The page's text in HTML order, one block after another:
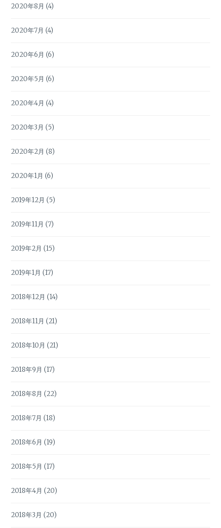
2020年8月 (4)
2020年7月 (4)
2020年6月 (6)
2020年5月 (6)
2020年4月 (4)
2020年3月 (5)
2020年2月 (8)
2020年1月 (6)
2019年12月 (5)
2019年11月 (7)
2019年2月 (15)
2019年1月 (17)
2018年12月 (14)
2018年11月 (21)
2018年10月 (21)
2018年9月 (17)
2018年8月 (22)
2018年7月 (18)
2018年6月 (19)
2018年5月 (17)
2018年4月 (20)
2018年3月 (20)